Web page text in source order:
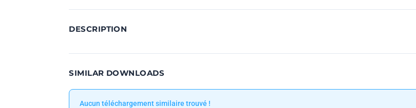
DESCRIPTION
SIMILAR DOWNLOADS
Aucun téléchargement similaire trouvé !